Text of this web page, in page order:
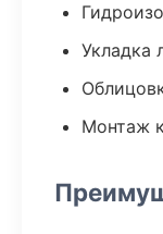
Укладка
Монтаж